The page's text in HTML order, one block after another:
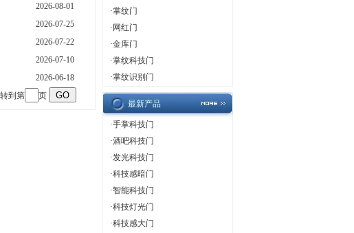
2026-08-01
2026-07-25
2026-07-22
2026-07-10
2026-06-18
到第 页
·掌纹门
· 网红门
·金库门
·掌纹科技门
·掌纹识别门
最新产品
·手掌科技门
·酒吧科技门
·发光科技门
·科技感暗门
·智能科技门
·科技灯光门
·科技感大门